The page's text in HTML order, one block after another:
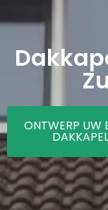
ONTWERP UW
DAKKAPEL